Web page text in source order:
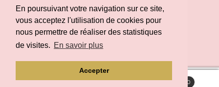
En poursuivant votre navigation sur ce site,
vous acceptez l'utilisation de cookies pour
nous permettre de réaliser des statistiques
de visites. En savoir plus
Accepter
Retour possible sous 14 jours
0